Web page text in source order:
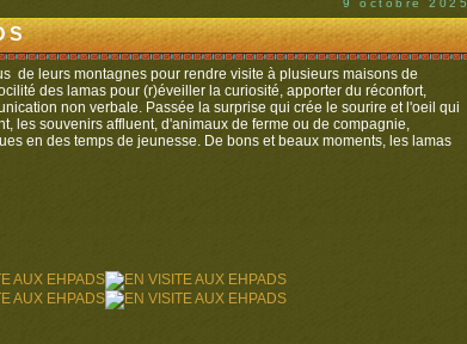
9 octobre 2025
de leurs montagnes pour rendre visite à plusieurs maisons de
des lamas pour (r)éveiller la curiosité, apporter du réconfort,
non verbale. Passée la surprise qui crée le sourire et l'oeil qui
les souvenirs affluent, d'animaux de ferme ou de compagnie,
en des temps de jeunesse. De bons et beaux moments, les lamas